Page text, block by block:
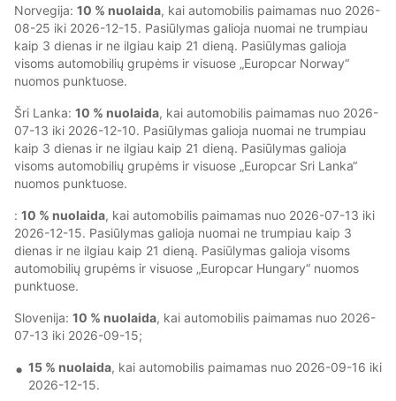
Norvegija: 10 % nuolaida, kai automobilis paimamas nuo 2026-
08-25 iki 2026-12-15. Pasiūlymas galioja nuomai ne trumpiau
kaip 3 dienas ir ne ilgiau kaip 21 dieną. Pasiūlymas galioja
visoms automobilių grupėms ir visuose „Europcar Norway“
nuomos punktuose.
Šri Lanka: 10 % nuolaida, kai automobilis paimamas nuo 2026-
07-13 iki 2026-12-10. Pasiūlymas galioja nuomai ne trumpiau
kaip 3 dienas ir ne ilgiau kaip 21 dieną. Pasiūlymas galioja
visoms automobilių grupėms ir visuose „Europcar Sri Lanka“
nuomos punktuose.
: 10 % nuolaida, kai automobilis paimamas nuo 2026-07-13 iki
2026-12-15. Pasiūlymas galioja nuomai ne trumpiau kaip 3
dienas ir ne ilgiau kaip 21 dieną. Pasiūlymas galioja visoms
automobilių grupėms ir visuose „Europcar Hungary“ nuomos
punktuose.
Slovenija: 10 % nuolaida, kai automobilis paimamas nuo 2026-
07-13 iki 2026-09-15;
15 % nuolaida, kai automobilis paimamas nuo 2026-09-16 iki
2026-12-15.